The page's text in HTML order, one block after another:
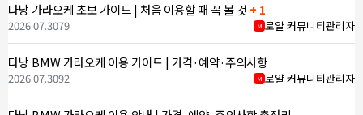
다낭 가라오케 초보 가이드 | 처음 이용할 때 꼭 볼 것 + 1
M 로얄 커뮤니티관리자
2026.07.3079
다낭 BMW 가라오케 이용 가이드 | 가격·예약·주의사항
M 로얄 커뮤니티관리자
2026.07.3092